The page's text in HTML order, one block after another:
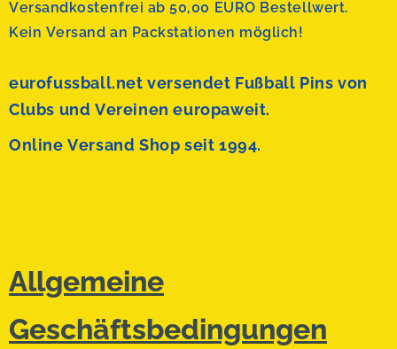
Versandkostenfrei ab 50,00 EURO Bestellwert.
Kein Versand an Packstationen möglich!
eurofussball.net versendet Fußball Pins von
Clubs und Vereinen europaweit.
Online Versand Shop seit 1994.
Allgemeine
Geschäftsbedingungen